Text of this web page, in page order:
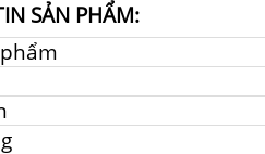
SẢN PHẨM: